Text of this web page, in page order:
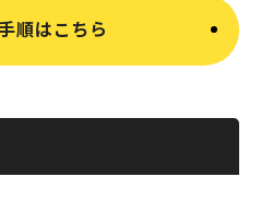
順はこちら